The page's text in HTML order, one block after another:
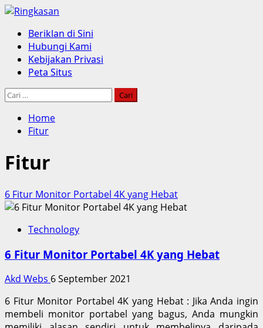
Skip
content
Primary
Menu
Beriklan di Sini
Hubungi Kami
Kebijakan Privasi
Peta Situs
Cari
Home
Fitur
Fitur
6 Fitur Monitor Portabel 4K yang Hebat
Technology
6 Fitur Monitor Portabel 4K yang Hebat
Akd Webs 6 September 2021
6 Fitur Monitor Portabel 4K yang Hebat : Jika Anda ingin
membeli monitor portabel yang bagus, Anda mungkin